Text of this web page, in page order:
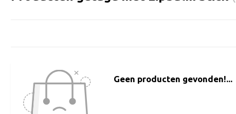
Geen producten gevonden!...